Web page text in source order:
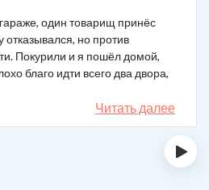
один товарищ принёс
отказывался, но против
Покурили и я пошёл домой,
благо идти всего два двора,
что-то не так. Спасибо большое,
капельницу и уже
После оказалось, что товарищ
Читать далее
›